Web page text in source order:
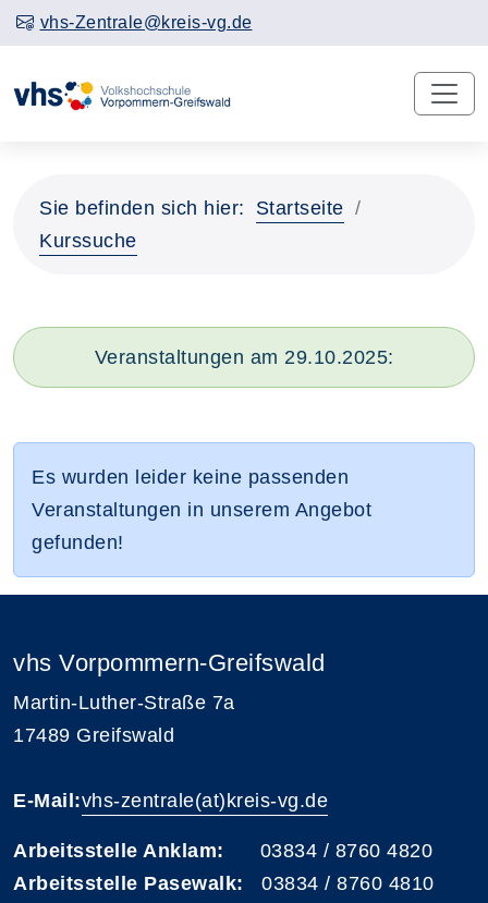
vhs-Zentrale@kreis-vg.de
Sie befinden sich hier:
Startseite
Kurssuche
Veranstaltungen am 29.10.2025:
Es wurden leider keine passenden
Veranstaltungen in unserem Angebot
gefunden!
vhs Vorpommern-Greifswald
Martin-Luther-Straße 7a
17489 Greifswald
E-Mail:vhs-zentrale(at)kreis-vg.de
Arbeitsstelle Anklam: 03834 / 8760 4820
Arbeitsstelle Pasewalk: 03834 / 8760 4810